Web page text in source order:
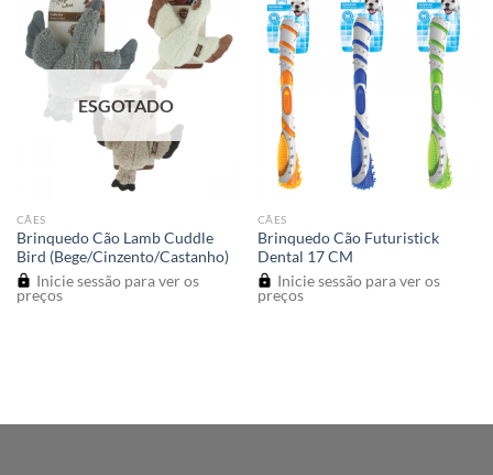
ESGOTADO
CÃES
Brinquedo Cão Lamb Cuddle
Bird (Bege/Cinzento/Castanho)
Inicie sessão para ver os
preços
CÃES
Brinquedo Cão Futuristick
Dental 17 CM
Inicie sessão para ver os
preços